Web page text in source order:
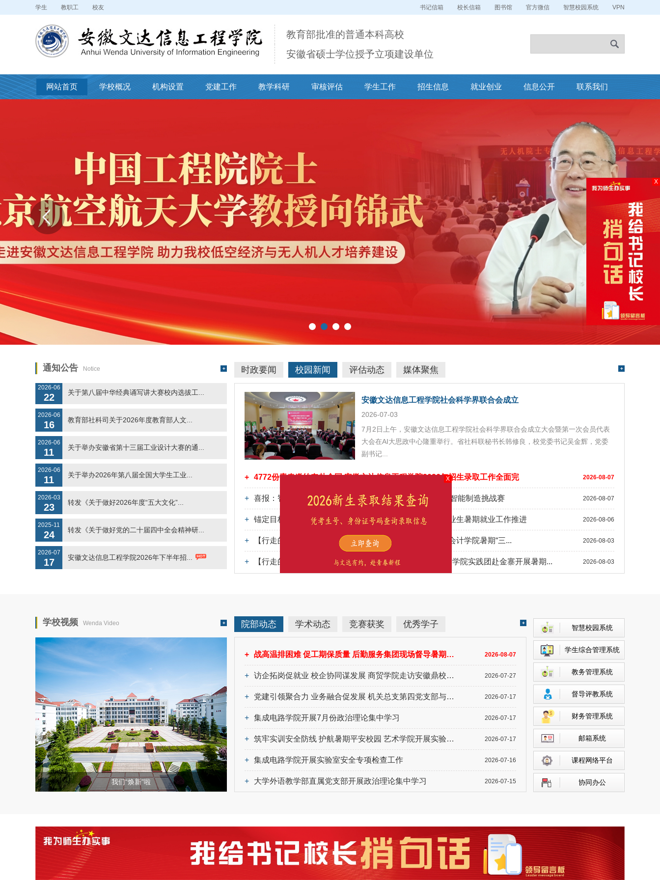
X
X
学生 教职工 校友 书记信箱 校长信箱 图书馆 官方微信 智慧校园系统 VPN
教育部批准的普通本科高校
安徽省硕士学位授予立项建设单位
网站首页 学校概况 机构设置 党建工作 教学科研 审核评估 学生工作 招生信息 就业创业 信息公开 联系我们
通知公告 Notice
2025-11
24 转发《关于做好党的二十届四中全会精神研...
17
2026-07
关于举办2026第三届教育信息技术应用...
22
2026-06
16
2026-06
11
2026-06
11
2026-03
23
2025-11
24
2026-07
17
2024-07
2026-07
07
2026-06
22 关于第八届中华经典诵写讲大赛校内选拔工...
16 教育部社科司关于2026年度教育部人文...
2026-06
11 关于举办安徽省第十三届工业设计大赛的通...
时政要闻 校园新闻 评估动态 媒体聚焦
安徽文达信息工程学院社会科学界联合会成立
2026-07-03
7月2日上午，安徽文达信息工程学院社会科学界联合会成立大会暨第一次会员代表
大会在AI大思政中心隆重举行。省社科联秘书长韩修良，校党委书记吴金辉，党委
副书记...
+ 4772份青春邀约奔赴全国 安徽文达信息工程学院2026年招生录取工作全面完 2026-08-07
+ 喜报：智能制造学院学子在2026年CIMC “西门子杯” 中国智能制造挑战赛 2026-08-07
+ 锚定目标压实责任 全力攻坚提质增效 我校召开2026届毕业生暑期就业工作推进 2026-08-06
+ 【行走的思政课】寻乡野星火“新炬” 精算振兴富民“账本” 会计学院暑期“三... 2026-08-03
+ 【行走的思政课】数智赋能助农兴 青春笃行践初心：商贸学院实践团赴金寨开展暑期... 2026-08-03
学校视频 Wenda Video
我们“焕新”啦
院部动态 学术动态 竞赛获奖 优秀学子
+ 战高温排困难 促工期保质量 后勤服务集团现场督导暑期改造攻坚 2026-08-07
+ 访企拓岗促就业 校企协同谋发展 商贸学院走访安徽鼎校教育科技有限公司 2026-07-27
+ 党建引领聚合力 业务融合促发展 机关总支第四党支部与第五党支部联合开展实验室建设招标工作专题研讨 2026-07-17
+ 集成电路学院开展7月份政治理论集中学习 2026-07-17
+ 筑牢实训安全防线 护航暑期平安校园 艺术学院开展实验室安全专项检查 2026-07-17
+ 集成电路学院开展实验室安全专项检查工作 2026-07-16
+ 大学外语教学部直属党支部开展政治理论集中学习 2026-07-15
智慧校园系统
学生综合管理系统
教务管理系统
督导评教系统
财务管理系统
邮箱系统
课程网络平台
协同办公